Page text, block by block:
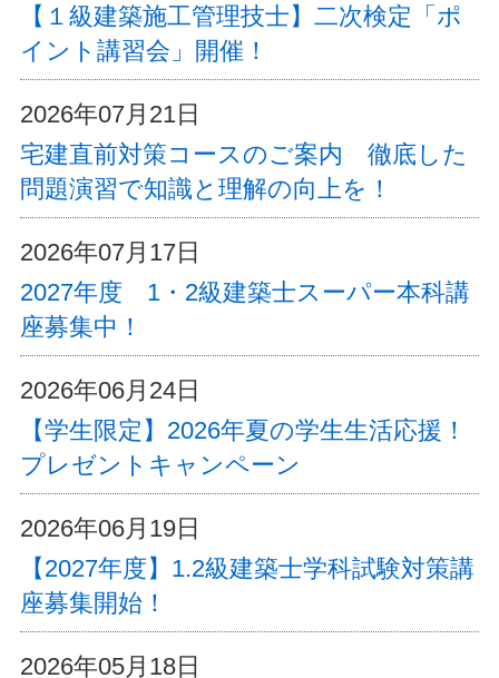
【１級建築施工管理技士】二次検定「ポ
イント講習会」開催！
2026年07月21日
宅建直前対策コースのご案内 徹底した
問題演習で知識と理解の向上を！
2026年07月17日
2027年度 1・2級建築士スーパー本科講
座募集中！
2026年06月24日
【学生限定】2026年夏の学生生活応援！
プレゼントキャンペーン
2026年06月19日
【2027年度】1.2級建築士学科試験対策講
座募集開始！
2026年05月18日